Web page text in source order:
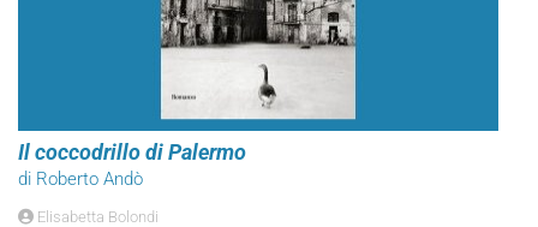
Il coccodrillo di Palermo
di Roberto Andò
Elisabetta Bolondi